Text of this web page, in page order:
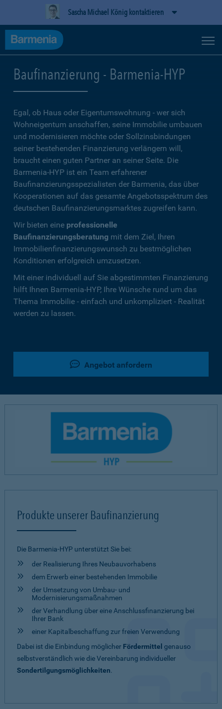
Sascha Michael König kontaktieren
Baufinanzierung - Barmenia-HYP
Egal, ob Haus oder Eigentumswohnung - wer sich
Wohneigentum anschaffen, seine Immobilie umbauen
und modernisieren möchte oder Sollzinsbindungen
seiner bestehenden Finanzierung verlängern will,
braucht einen guten Partner an seiner Seite. Die
Barmenia-HYP ist ein Team erfahrener
Baufinanzierungsspezialisten der Barmenia, das über
Kooperationen auf das gesamte Angebotsspektrum des
deutschen Baufinanzierungsmarktes zugreifen kann.
Wir bieten eine professionelle
Baufinanzierungsberatung mit dem Ziel, Ihren
Immobilienfinanzierungswunsch zu bestmöglichen
Konditionen erfolgreich umzusetzen.
Mit einer individuell auf Sie abgestimmten Finanzierung
hilft Ihnen Barmenia-HYP, Ihre Wünsche rund um das
Thema Immobilie - einfach und unkompliziert - Realität
werden zu lassen.
Angebot anfordern
Produkte unserer Baufinanzierung
Die Barmenia-HYP unterstützt Sie bei:
der Realisierung Ihres Neubauvorhabens
dem Erwerb einer bestehenden Immobilie
der Umsetzung von Umbau- und
Modernisierungsmaßnahmen
der Verhandlung über eine Anschlussfinanzierung bei
Ihrer Bank
einer Kapitalbeschaffung zur freien Verwendung
Dabei ist die Einbindung möglicher Fördermittel genauso
selbstverständlich wie die Vereinbarung individueller
Sondertilgungsmöglichkeiten.